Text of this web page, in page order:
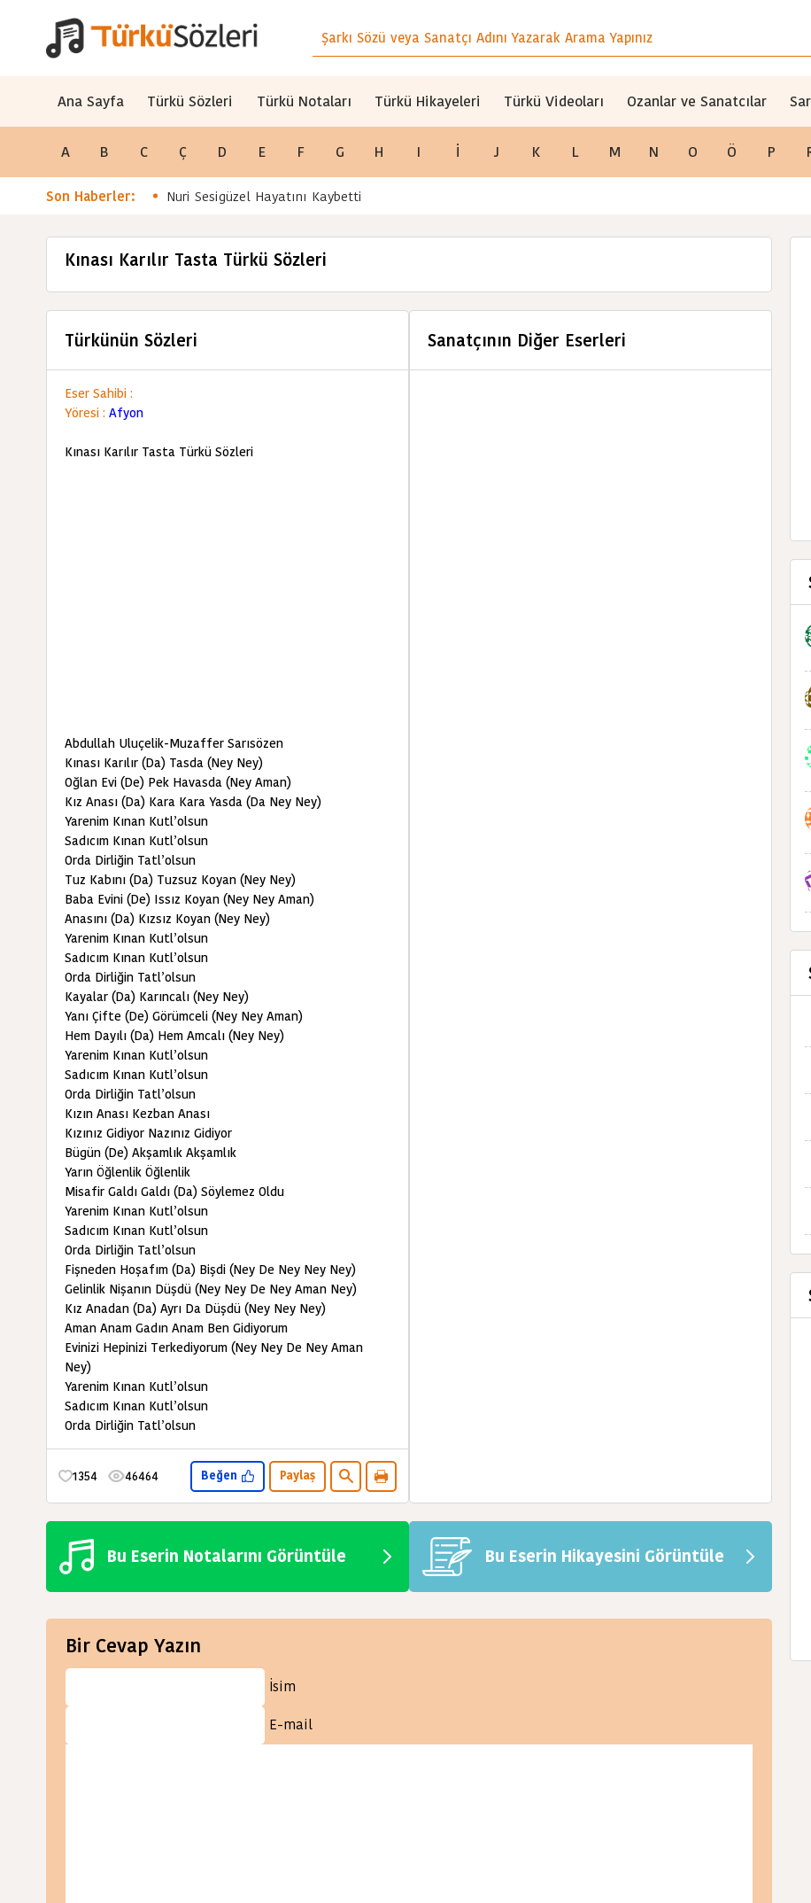
Ana Sayfa Türkü Sözleri Türkü Notaları Türkü Hikayeleri Türkü Videoları Ozanlar ve Sanatcılar
A B C Ç D E F G H I İ J K L M N O Ö P
Son Haberler: Nuri Sesigüzel Hayatını Kaybetti
Kınası Karılır Tasta Türkü Sözleri
Türkünün Sözleri
Eser Sahibi :
Yöresi : Afyon
Kınası Karılır Tasta Türkü Sözleri
Abdullah Uluçelik-Muzaffer Sarısözen
Kınası Karılır (Da) Tasda (Ney Ney)
Oğlan Evi (De) Pek Havasda (Ney Aman)
Kız Anası (Da) Kara Kara Yasda (Da Ney Ney)
Yarenim Kınan Kutl’olsun
Sadıcım Kınan Kutl’olsun
Orda Dirliğin Tatl’olsun
Tuz Kabını (Da) Tuzsuz Koyan (Ney Ney)
Baba Evini (De) Issız Koyan (Ney Ney Aman)
Anasını (Da) Kızsız Koyan (Ney Ney)
Yarenim Kınan Kutl’olsun
Sadıcım Kınan Kutl’olsun
Orda Dirliğin Tatl’olsun
Kayalar (Da) Karıncalı (Ney Ney)
Yanı Çifte (De) Görümceli (Ney Ney Aman)
Hem Dayılı (Da) Hem Amcalı (Ney Ney)
Yarenim Kınan Kutl’olsun
Sadıcım Kınan Kutl’olsun
Orda Dirliğin Tatl’olsun
Kızın Anası Kezban Anası
Kızınız Gidiyor Nazınız Gidiyor
Bügün (De) Akşamlık Akşamlık
Yarın Öğlenlik Öğlenlik
Misafir Galdı Galdı (Da) Söylemez Oldu
Yarenim Kınan Kutl’olsun
Sadıcım Kınan Kutl’olsun
Orda Dirliğin Tatl’olsun
Fişneden Hoşafım (Da) Bişdi (Ney De Ney Ney Ney)
Gelinlik Nişanın Düşdü (Ney Ney De Ney Aman Ney)
Kız Anadan (Da) Ayrı Da Düşdü (Ney Ney Ney)
Aman Anam Gadın Anam Ben Gidiyorum
Evinizi Hepinizi Terkediyorum (Ney Ney De Ney Aman
Ney)
Yarenim Kınan Kutl’olsun
Sadıcım Kınan Kutl’olsun
Orda Dirliğin Tatl’olsun
1354 46464 Beğen Paylaş
Sanatçının Diğer Eserleri
Bu Eserin Notalarını Görüntüle Bu Eserin Hikayesini Görüntüle
Bir Cevap Yazın
İsim
E-mail